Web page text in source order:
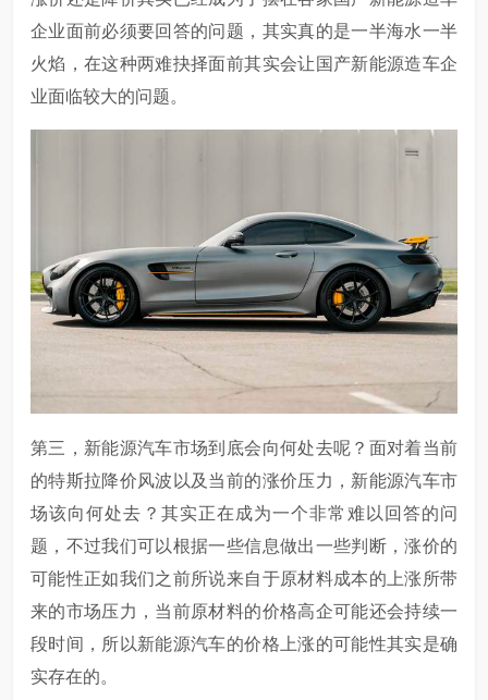
企业面前必须要回答的问题，其实真的是一半海水一半
火焰，在这种两难抉择面前其实会让国产新能源造车企
业面临较大的问题。
第三，新能源汽车市场到底会向何处去呢？面对着当前
的特斯拉降价风波以及当前的涨价压力，新能源汽车市
场该向何处去？其实正在成为一个非常难以回答的问
题，不过我们可以根据一些信息做出一些判断，涨价的
可能性正如我们之前所说来自于原材料成本的上涨所带
来的市场压力，当前原材料的价格高企可能还会持续一
段时间，所以新能源汽车的价格上涨的可能性其实是确
实存在的。